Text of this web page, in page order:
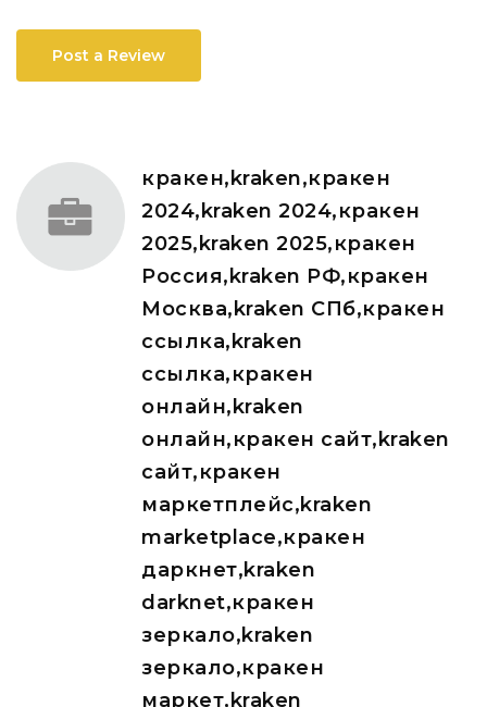
Post a Review
кракен,kraken,кракен
2024,kraken 2024,кракен
2025,kraken 2025,кракен
Россия,kraken РФ,кракен
Москва,kraken СПб,кракен
ссылка,kraken
ссылка,кракен
онлайн,kraken
онлайн,кракен сайт,kraken
сайт,кракен
маркетплейс,kraken
marketplace,кракен
даркнет,kraken
darknet,кракен
зеркало,kraken
зеркало,кракен
маркет,kraken